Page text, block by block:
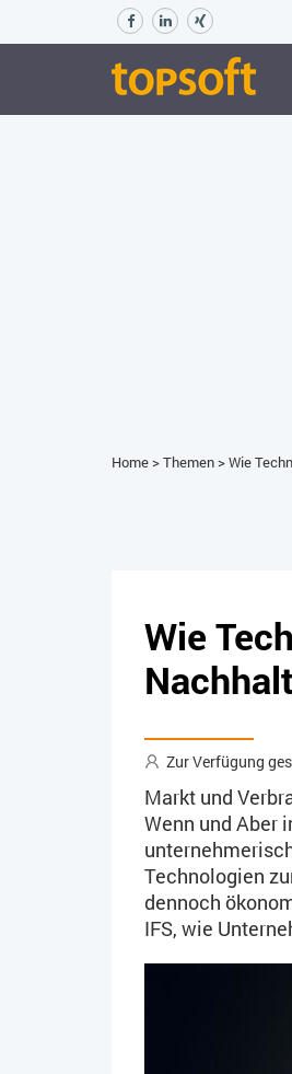
Home>Themen>Wie
Wie
Zur Verfügung
Markt und
Wenn und Aber
Technologien
dennoch
IFS, wie